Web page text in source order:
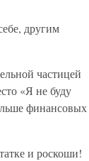
другим
частицей
«Я не буду
финансовых
и роскоши!